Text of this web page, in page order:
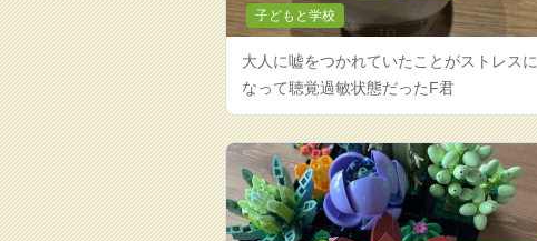
子どもと学校
大人に嘘をつかれていたことがストレスに
なって聴覚過敏状態だったF君